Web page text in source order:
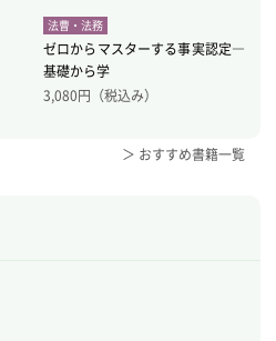
法曹・法務
ゼロからマスターする事実認定―
基礎から学
3,080円（税込み）
＞ おすすめ書籍一覧